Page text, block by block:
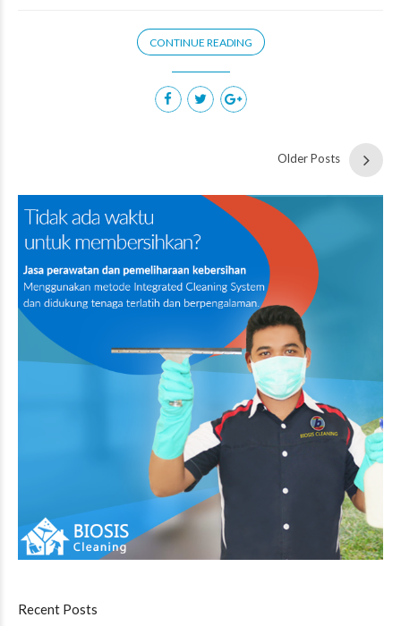
CONTINUE READING
Older Posts
Recent Posts